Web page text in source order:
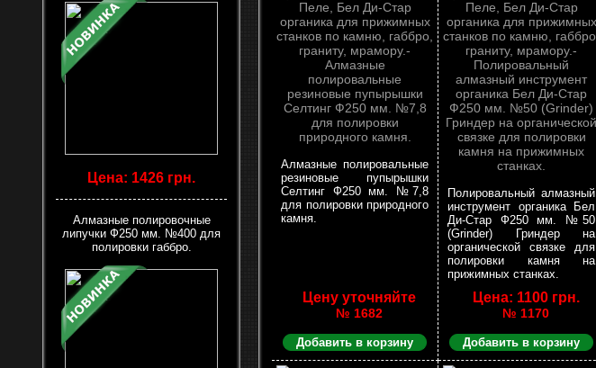
Цена: 1426 грн.
Алмазные полировочные
липучки Ф250 мм. №400 для
полировки габбро.
Алмазные полировальные
резиновые пупырышки
Селтинг Ф250 мм. №7,8
для полировки природного
камня.
Цену уточняйте
№ 1682
Добавить в корзину
Полировальный алмазный
инструмент органика Бел
Ди-Стар Ф250 мм. №50
(Grinder) Гриндер на
органической связке для
полировки камня на
прижимных станках.
Цена: 1100 грн.
№ 1170
Добавить в корзину